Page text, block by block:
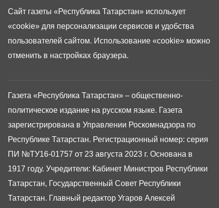
Газета «Республика Татарстан» – общественно-
политическое издание на русском языке. Газета
зарегистрирована в Управлении Роскомнадзора по
Республике Татарстан. Регистрационный номер: серия
ПИ №ТУ16-01757 от 23 августа 2023 г. Основана в
1917 году. Учредители: Кабинет Министров Республики
Татарстан, Государственный Совет Республики
Татарстан. Главный редактор Угаров Алексей
Сайт газеты «Республика Татарстан» использует
«cookie» для персонализации сервисов и удобства
пользователей сайтом. Использование «cookie» можно
отменить в настройках браузера.